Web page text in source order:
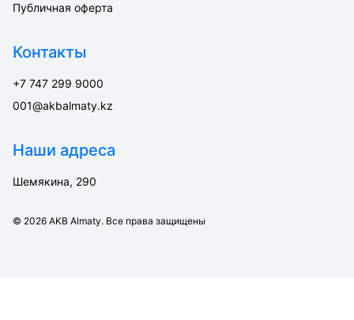
Публичная оферта
Контакты
+7 747 299 9000
001@akbalmaty.kz
Наши адреса
Шемякина, 290
© 2026 AKB Almaty. Все права защищены